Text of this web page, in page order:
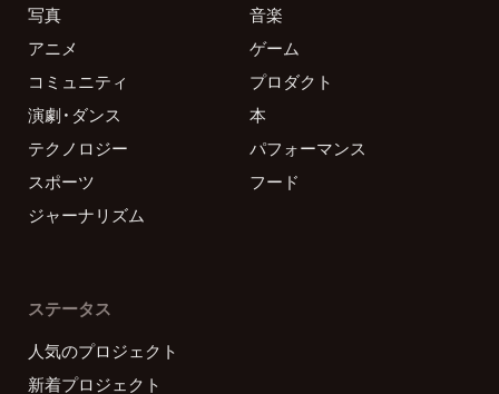
写真
音楽
アニメ
ゲーム
コミュニティ
プロダクト
演劇・ダンス
本
テクノロジー
パフォーマンス
スポーツ
フード
ジャーナリズム
ステータス
人気のプロジェクト
新着プロジェクト